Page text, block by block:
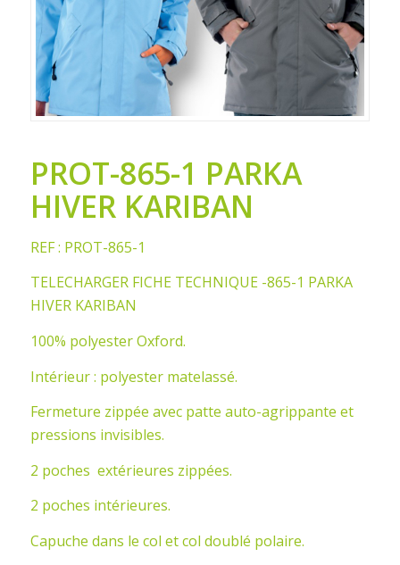
PROT-865-1 PARKA
HIVER KARIBAN
REF : PROT-865-1
TELECHARGER FICHE TECHNIQUE -865-1 PARKA
HIVER KARIBAN
100% polyester Oxford.
Intérieur : polyester matelassé.
Fermeture zippée avec patte auto-agrippante et
pressions invisibles.
2 poches extérieures zippées.
2 poches intérieures.
Capuche dans le col et col doublé polaire.